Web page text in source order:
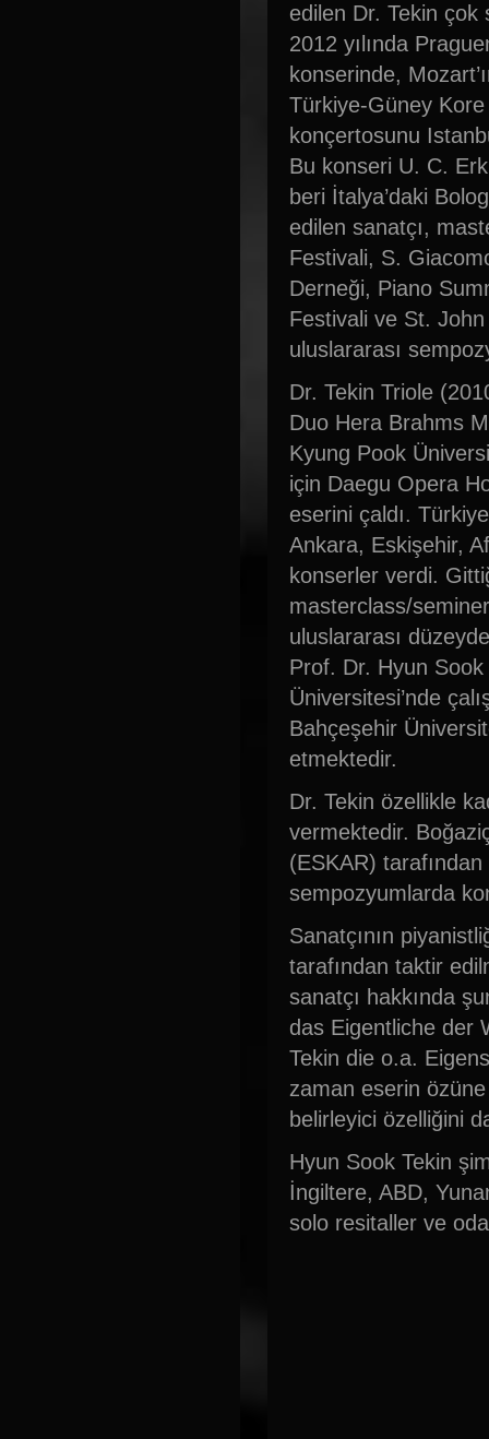
edilen Dr. Tekin çok
2012 yılında
konserinde,
Türkiye-Güney Kore
konçertosunu
Bu konseri U. C.
beri İtalya’daki
edilen sanatçı,
Festivali, S.
Derneği, Piano
Festivali ve St.
uluslararası
Dr. Tekin Triole
Duo Hera Brahms
Kyung Pook
için Daegu Opera
eserini çaldı.
Ankara, Eskişehir,
konserler verdi.
masterclass/
uluslararası
Prof. Dr. Hyun Sook
Üniversitesi’nde
Bahçeşehir
etmektedir.
Dr. Tekin özellikle
vermektedir.
(ESKAR) tarafından
sempozyumlarda
Sanatçının
tarafından taktir
sanatçı hakkında
das Eigentliche der
Tekin die o.a.
zaman eserin özüne
belirleyici özelliğini
Hyun Sook Tekin
İngiltere, ABD,
solo resitaller ve